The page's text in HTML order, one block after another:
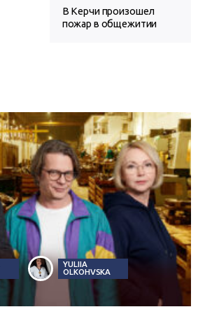
В Керчи произошел
пожар в общежитии
YULIIA
OLKOHVSKA